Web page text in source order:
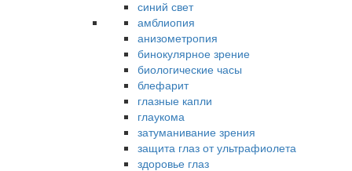
синий свет
амблиопия
анизометропия
бинокулярное зрение
биологические часы
блефарит
глазные капли
глаукома
затуманивание зрения
защита глаз от ультрафиолета
здоровье глаз